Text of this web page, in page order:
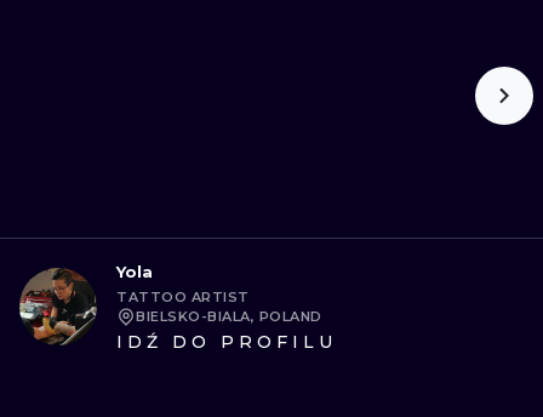
Yola
TATTOO ARTIST
BIELSKO-BIALA, POLAND
IDŹ DO PROFILU